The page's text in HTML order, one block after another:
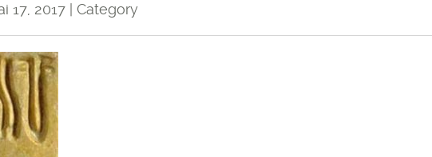
17, 2017 | Category